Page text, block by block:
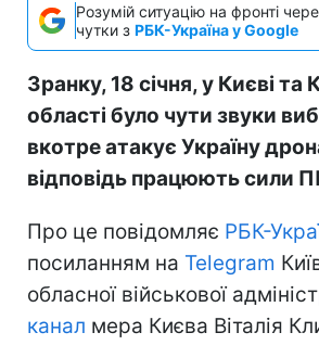
Розумій ситуацію на фронті
чутки з РБК-Україна у Google
Зранку, 18 січня, у Києві та
області було чути звуки
вкотре атакує Україну
відповідь працюють сили
Про це повідомляє РБК-
посиланням на Telegram
обласної військової
канал мера Києва Віталія